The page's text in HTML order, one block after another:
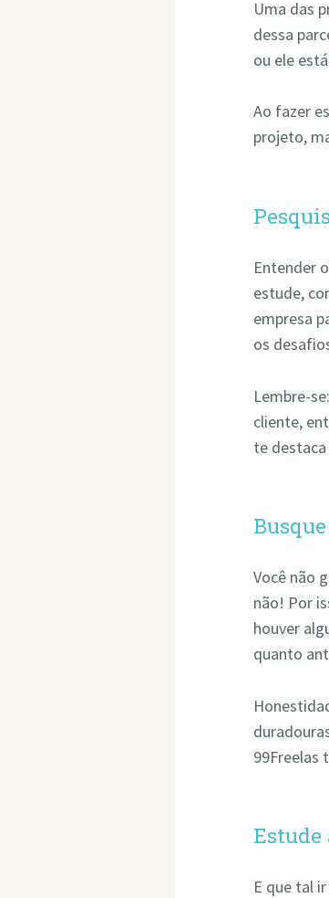
Uma das
dessa
ou ele
Ao fazer
projeto,
Entender
estude,
empresa
os
Lembre-
cliente,
te
Você não
não! Por
houver
quanto
99Freelas
E que tal